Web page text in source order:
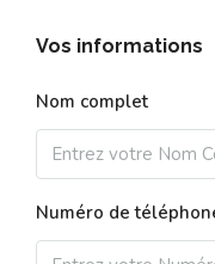
Vos informations
Nom complet
Numéro de